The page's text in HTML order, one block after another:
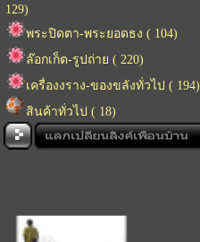
129)
พระปิดตา-พระยอดธง ( 104)
ล๊อกเก็ต-รูปถ่าย ( 220)
เครื่องงราง-ของขลังทั่วไป ( 194)
สินค้าทั่วไป ( 18)